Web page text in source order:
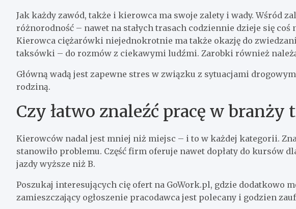
Jak każdy zawód, także i kierowca ma swoje zalety i wady. Wśród
różnorodność – nawet na stałych trasach codziennie dzieje się coś
Kierowca ciężarówki niejednokrotnie ma także okazję do
taksówki – do rozmów z ciekawymi ludźmi. Zarobki również
Główną wadą jest zapewne stres w związku z sytuacjami
rodziną.
Czy łatwo znaleźć pracę w branży
Kierowców nadal jest mniej niż miejsc – i to w każdej kategorii.
stanowiło problemu. Część firm oferuje nawet dopłaty do kursów
jazdy wyższe niż B.
Poszukaj interesujących cię ofert na GoWork.pl, gdzie dodatkowo
zamieszczający ogłoszenie pracodawca jest polecany i godzien